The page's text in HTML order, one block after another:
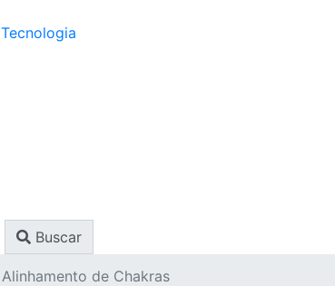
Tecnologia
Buscar
Alinhamento de Chakras